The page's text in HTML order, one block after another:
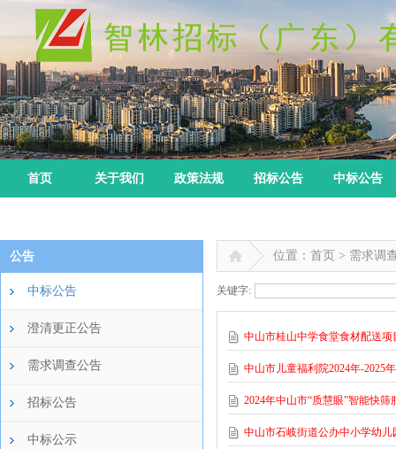
首页 关于我们 政策法规 招标公告 中标公告
公告
中标公告
澄清更正公告
需求调查公告
招标公告
中标公示
位置：首页 > 需求调
关键字:
中山市桂山中学食堂食材配送
中山市儿童福利院2024年-2025
2024年中山市“质慧眼”智能快
中山市石岐街道公办中小学幼